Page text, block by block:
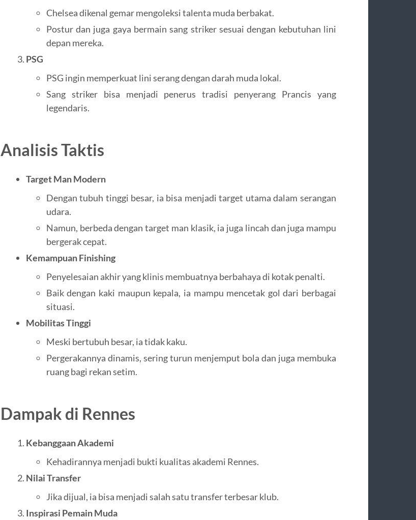
Chelsea dikenal gemar mengoleksi talenta muda berbakat.
Postur dan juga gaya bermain sang striker sesuai dengan kebutuhan lini
depan mereka.
PSG
PSG ingin memperkuat lini serang dengan darah muda lokal.
Sang striker bisa menjadi penerus tradisi penyerang Prancis yang
legendaris.
Analisis Taktis
Target Man Modern
Dengan tubuh tinggi besar, ia bisa menjadi target utama dalam serangan
udara.
Namun, berbeda dengan target man klasik, ia juga lincah dan juga mampu
bergerak cepat.
Kemampuan Finishing
Penyelesaian akhir yang klinis membuatnya berbahaya di kotak penalti.
Baik dengan kaki maupun kepala, ia mampu mencetak gol dari berbagai
situasi.
Mobilitas Tinggi
Meski bertubuh besar, ia tidak kaku.
Pergerakannya dinamis, sering turun menjemput bola dan juga membuka
ruang bagi rekan setim.
Dampak di Rennes
Kebanggaan Akademi
Kehadirannya menjadi bukti kualitas akademi Rennes.
Nilai Transfer
Jika dijual, ia bisa menjadi salah satu transfer terbesar klub.
Inspirasi Pemain Muda